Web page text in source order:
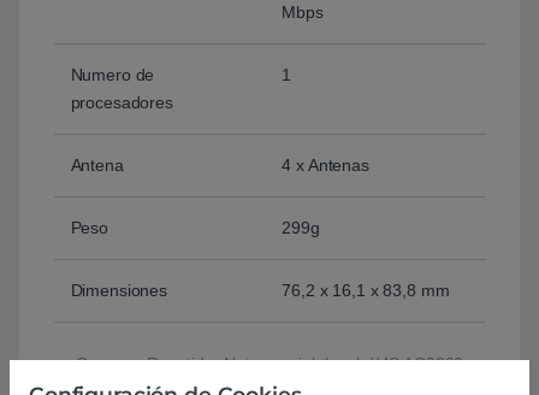
Mbps
Numero de
procesadores
1
Antena 4 x Antenas
Peso 299g
Dimensiones 76,2 x 16,1 x 83,8 mm
Comprar Repetidor Netgear nighthawk X4S AC2200
triband mesh